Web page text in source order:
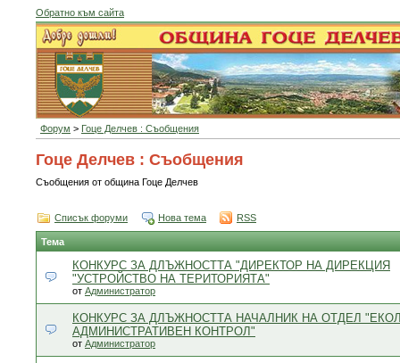
Обратно към сайта
Форум > Гоце Делчев : Съобщения
Гоце Делчев : Съобщения
Съобщения от община Гоце Делчев
Списък форуми Нова тема RSS
Тема
КОНКУРС ЗА ДЛЪЖНОСТТА "ДИРЕКТОР НА ДИРЕКЦИЯ
"УСТРОЙСТВО НА ТЕРИТОРИЯТА"
от Администратор
КОНКУРС ЗА ДЛЪЖНОСТТА НАЧАЛНИК НА ОТДЕЛ
АДМИНИСТРАТИВЕН КОНТРОЛ"
от Администратор